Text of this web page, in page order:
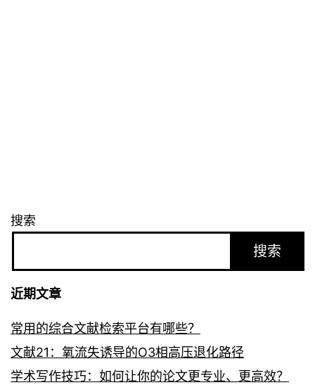
搜索
搜索
近期文章
常用的综合文献检索平台有哪些？
文献21：氧流失诱导的O3相高压退化路径
学术写作技巧：如何让你的论文更专业、更高效？